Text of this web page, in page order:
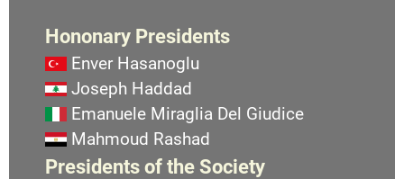
Hononary Presidents
Enver Hasanoglu
Joseph Haddad
Emanuele Miraglia Del Giudice
Mahmoud Rashad
Presidents of the Society